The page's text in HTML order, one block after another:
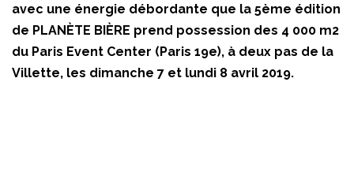
avec une énergie débordante que la 5ème édition
de PLANÈTE BIÈRE prend possession des 4 000 m2
du Paris Event Center (Paris 19e), à deux pas de la
Villette, les dimanche 7 et lundi 8 avril 2019.